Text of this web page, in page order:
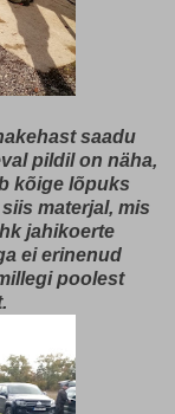
saadu
pildil on näha,
kõige lõpuks
materjal, mis
jahikoerte
ei erinenud
poolest